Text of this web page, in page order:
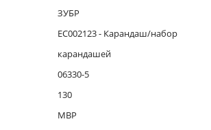
ЗУБР
EC002123 - Карандаш/набор
карандашей
06330-5
130
МВР